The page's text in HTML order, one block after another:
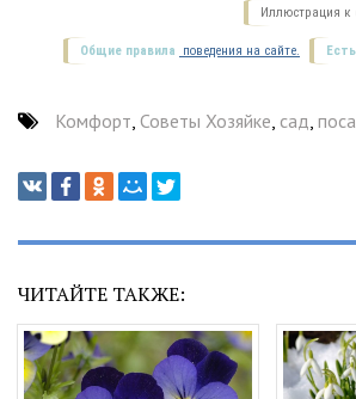
Иллюстрация к
Общие правила поведения на сайте.
Комфорт, Советы Хозяйке, сад,
ЧИТАЙТЕ ТАКЖЕ: